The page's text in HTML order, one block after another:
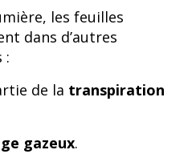
les feuilles
dans d’autres
:
de la transpiration
gazeux.